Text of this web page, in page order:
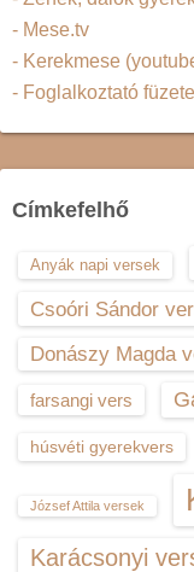
- Mese.tv
- Kerekmese
- Foglalkoztató
Címkefelhő
Anyák napi versek
Csoóri Sándor
Donászy Magda
farsangi vers
húsvéti gyerekvers
József Attila versek
Karácsonyi